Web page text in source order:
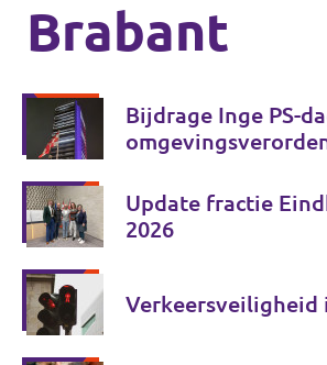
Brabant
Bijdrage Inge PS-
Update fractie
2026
Verkeersveiligheid